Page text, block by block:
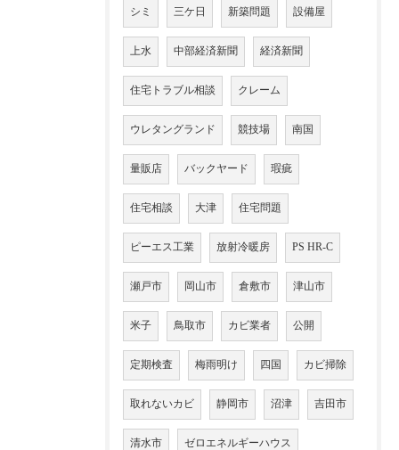
シミ 三ケ日 新築問題 設備屋
上水 中部経済新聞 経済新聞
住宅トラブル相談 クレーム
ウレタングランド 競技場 南国
量販店 バックヤード 瑕疵
住宅相談 大津 住宅問題
ピーエス工業 放射冷暖房 PS HR-C
瀬戸市 岡山市 倉敷市 津山市
米子 鳥取市 カビ業者 公開
定期検査 梅雨明け 四国 カビ掃除
取れないカビ 静岡市 沼津 吉田市
清水市 ゼロエネルギーハウス